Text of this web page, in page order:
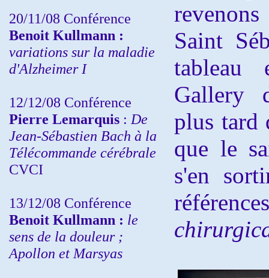
20/11/08 Conférence
Benoit Kullmann :
variations sur la maladie
d'Alzheimer I
12/12/08 Conférence
Pierre Lemarquis : De
Jean-Sébastien Bach à la
Télécommande cérébrale
CVCI
13/12/08 Conférence
Benoit Kullmann : le
sens de la douleur ;
Apollon et Marsyas
Saint
tableau
Gallery
plus tard
que le
s'en